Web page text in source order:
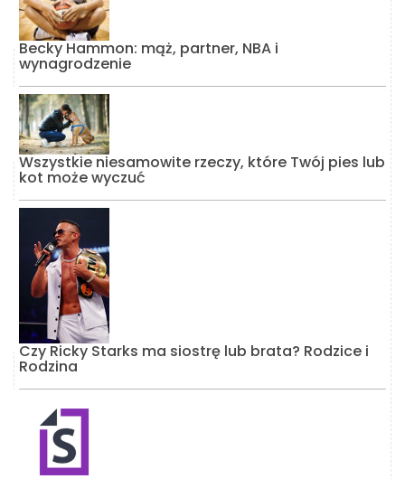
Becky Hammon: mąż, partner, NBA i
wynagrodzenie
Wszystkie niesamowite rzeczy, które Twój pies lub
kot może wyczuć
Czy Ricky Starks ma siostrę lub brata? Rodzice i
Rodzina